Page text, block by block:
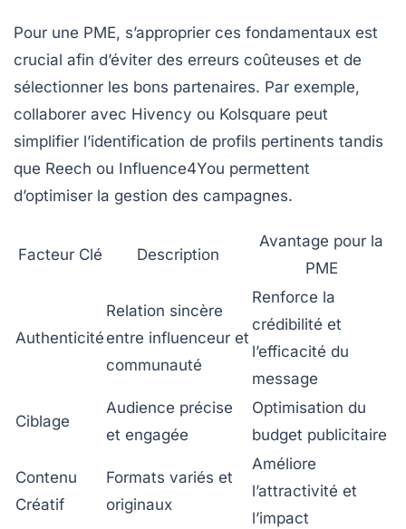
Pour une PME, s’approprier ces fondamentaux est
crucial afin d’éviter des erreurs coûteuses et de
sélectionner les bons partenaires. Par exemple,
collaborer avec Hivency ou Kolsquare peut
simplifier l’identification de profils pertinents tandis
que Reech ou Influence4You permettent
d’optimiser la gestion des campagnes.
Facteur Clé Description
Avantage pour la
PME
Authenticité
Relation sincère
entre influenceur et
communauté
Renforce la
crédibilité et
l’efficacité du
message
Ciblage
Audience précise
et engagée
Optimisation du
budget publicitaire
Contenu
Créatif
Formats variés et
originaux
Améliore
l’attractivité et
l’impact